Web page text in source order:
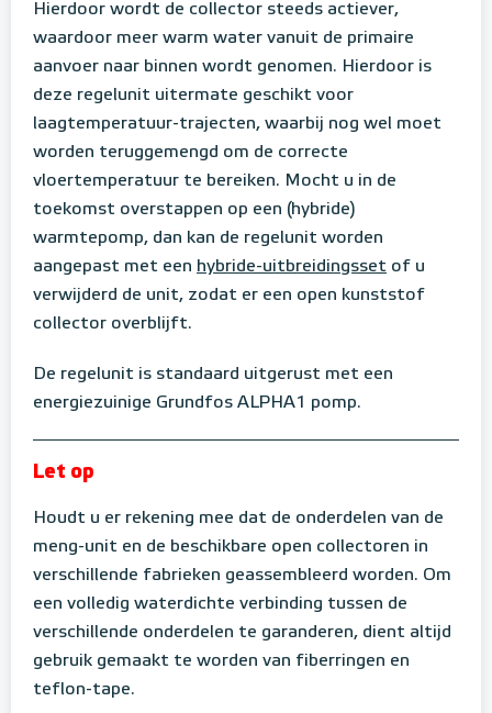
Hierdoor wordt de collector steeds actiever,
waardoor meer warm water vanuit de primaire
aanvoer naar binnen wordt genomen. Hierdoor is
deze regelunit uitermate geschikt voor
laagtemperatuur-trajecten, waarbij nog wel moet
worden teruggemengd om de correcte
vloertemperatuur te bereiken. Mocht u in de
toekomst overstappen op een (hybride)
warmtepomp, dan kan de regelunit worden
aangepast met een hybride-uitbreidingsset of u
verwijderd de unit, zodat er een open kunststof
collector overblijft.
De regelunit is standaard uitgerust met een
energiezuinige Grundfos ALPHA1 pomp.
Let op
Houdt u er rekening mee dat de onderdelen van de
meng-unit en de beschikbare open collectoren in
verschillende fabrieken geassembleerd worden. Om
een volledig waterdichte verbinding tussen de
verschillende onderdelen te garanderen, dient altijd
gebruik gemaakt te worden van fiberringen en
teflon-tape.